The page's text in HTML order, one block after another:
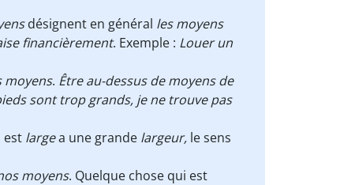
désignent en général les moyens
financièrement. Exemple : Louer un
moyens. Être au-dessus de moyens de
sont trop grands, je ne trouve pas
est largea une grande largeur, le sens
moyens. Quelque chose qui est